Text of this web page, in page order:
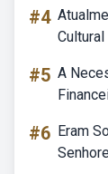
#4
#5 A
#6 Eram